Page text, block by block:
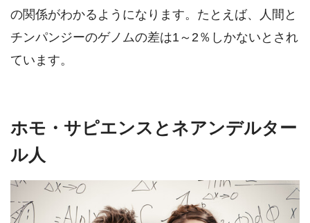
の関係がわかるようになります。たとえば、人間と
チンパンジーのゲノムの差は1～2％しかないとされ
ています。
ホモ・サピエンスとネアンデルター
ル人